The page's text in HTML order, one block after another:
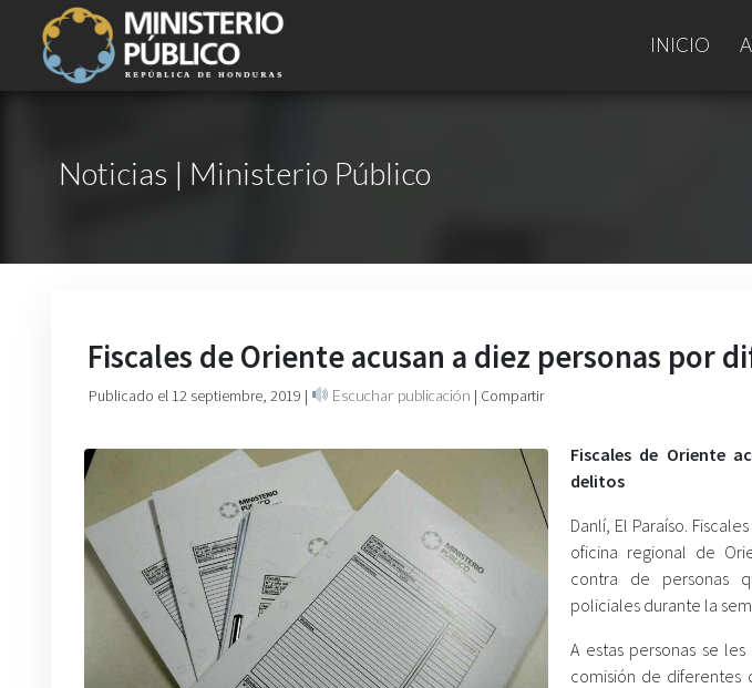
INICIO
Noticias | Ministerio Público
Fiscales de Oriente acusan a diez personas por
Publicado el 12 septiembre, 2019 | Escuchar publicación | Compartir
Fiscales de Oriente
delitos
Danlí, El Paraíso.
oficina regional de
contra de personas
policiales durante la
A estas personas se
comisión de diferentes